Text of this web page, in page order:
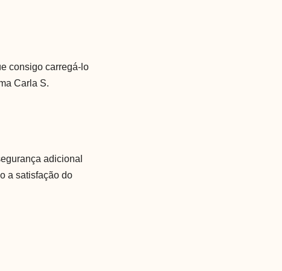
consigo carregá-lo
Carla S.
adicional
a satisfação do